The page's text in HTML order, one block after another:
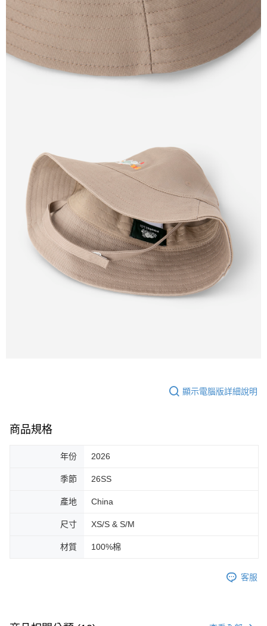
顯示電腦版詳細說明
商品規格
年份 2026
季節 26SS
產地 China
尺寸 XS/S & S/M
材質 100%棉
客服